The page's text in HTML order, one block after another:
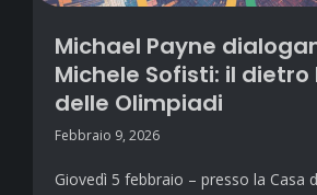
Michael Payne
Michele Sofisti: il
delle Olimpiadi
Febbraio 9, 2026
Giovedì 5 febbraio – presso la Casa